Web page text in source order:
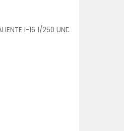
I-16 1/250 UND